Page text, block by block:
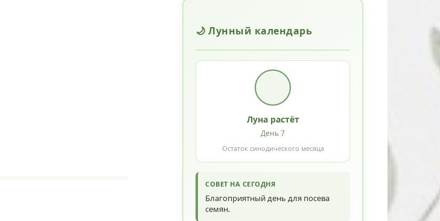
🌙 Лунный календарь
Луна растёт
День 7
Остаток синодического месяца
СОВЕТ НА СЕГОДНЯ
Благоприятный день для посева
семян.